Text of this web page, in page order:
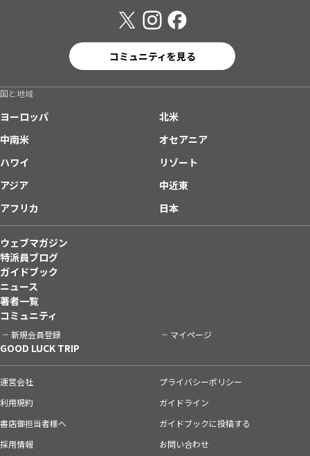
コミュニティを見る
国と地域
ヨーロッパ
北米
中南米
オセアニア
ハワイ
リゾート
アジア
中近東
アフリカ
日本
ウェブマガジン
特派員ブログ
ガイドブック
ニュース
著者一覧
コミュニティ
新規会員登録 マイページ
GOOD LUCK TRIP
運営会社
プライバシーポリシー
利用規約
ガイドライン
書店御担当者様へ
ガイドブックに投稿する
採用情報
お問い合わせ